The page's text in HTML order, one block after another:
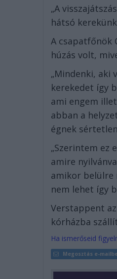
„A
hátsó
A csapatfőnök
húzás volt,
„Mindenki, aki
kerekedet így
ami engem
abban a
égnek
„Szerintem ez
amire
amikor belülre
nem lehet így
Verstappent
kórházba
Ha ismerőseid
Megosztás e-